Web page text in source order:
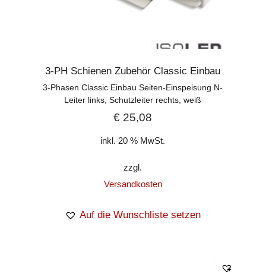
3-PH Schienen Zubehör Classic Einbau
3-Phasen Classic Einbau Seiten-Einspeisung N-
Leiter links, Schutzleiter rechts, weiß
€ 25,08
inkl. 20 % MwSt.
zzgl.
Versandkosten
Auf die Wunschliste setzen